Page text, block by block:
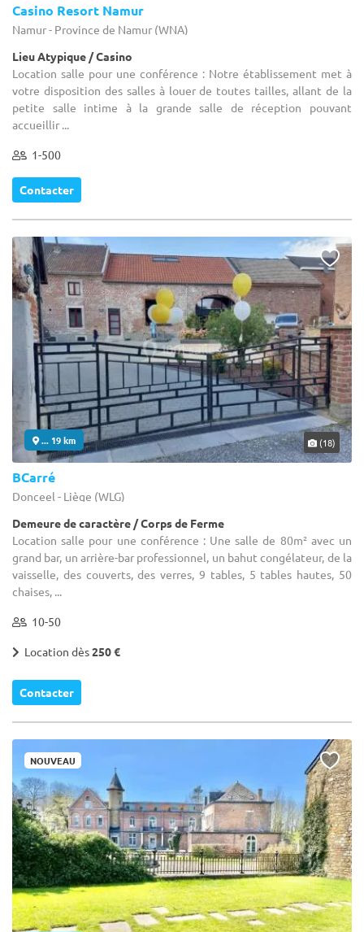
Casino Resort Namur
Namur - Province de Namur (WNA)
Lieu Atypique / Casino
Location salle pour une conférence : Notre établissement met à
votre disposition des salles à louer de toutes tailles, allant de la
petite salle intime à la grande salle de réception pouvant
accueillir ...
1-500
Contacter
... 19 km (18)
BCarré
Donceel - Liège (WLG)
Demeure de caractère / Corps de Ferme
Location salle pour une conférence : Une salle de 80m² avec un
grand bar, un arrière-bar professionnel, un bahut congélateur, de la
vaisselle, des couverts, des verres, 9 tables, 5 tables hautes, 50
chaises, ...
10-50
Location dès250 €
Contacter
NOUVEAU